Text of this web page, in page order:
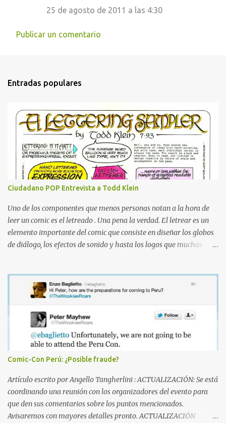
25 de agosto de 2011 a las 4:30
Publicar un comentario
Entradas populares
Ciudadano POP Entrevista a Todd Klein
Uno de los componentes que menos personas notan a la hora de
leer un comic es el letreado . Una pena la verdad. El letrear es un
elemento importante del comic que consiste en diseñar los globos
de diálogo, los efectos de sonido y hasta los logos que muchas
veces se alaba el trabajo de la persona a cargo. El letreado es un
arte oculto , es cierto, pero uno que siempre es bueno recordar. Uno
de los artistas mundialmente conocidos en esta área es Todd Klein
. Klein en caso se pregunten, es uno de los mejores que hay. El
hombre ha trabajado directamente con personas como Frank
Miller, Alan Moore, Neil Gaiman, Grant Morrison y Alex Ross. Ha
ganado 14 premios Eisner (el Oscar de los comics) y ocho premios
Harvey. Klein no solo dibuja globos y pone letras dentro. Le da una
nueva perspectiva a todo, enfocándose en diseño y creando tonos
de voz y acentos solo con di...
Comic-Con Perú: ¿Posible fraude?
Artículo escrito por Angello Tangherlini : ACTUALIZACIÓN: Se está
coordinando una reunión con los organizadores del evento para
que den sus comentarios sobre los puntos mencionados.
Avisaremos con mayores detalles pronto. ACTUALIZACIÓN